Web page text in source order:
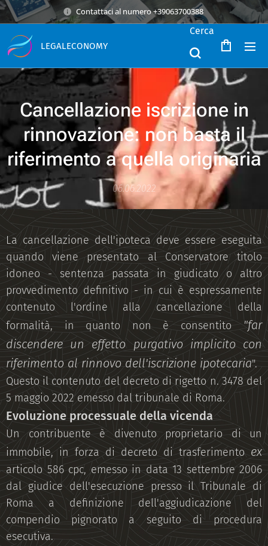
Contattaci al numero +39063700388
LEGALECONOMY
Cerca
Cancellazione iscrizione in
rinnovazione: non basta il
riferimento a quella originaria
06.06.2022
La cancellazione dell'ipoteca deve essere eseguita
quando viene presentato al Conservatore titolo
idoneo - sentenza passata in giudicato o altro
provvedimento definitivo - in cui è espressamente
contenuto l'ordine alla cancellazione della
formalità, in quanto non è consentito"far
discendere un effetto purgativo implicito con
riferimento al rinnovo dell'iscrizione ipotecaria".
Questo il contenuto del decreto di rigetto n. 3478 del
5 maggio 2022 emesso dal tribunale di Roma.
Evoluzione processuale della vicenda
Un contribuente è divenuto proprietario di un
immobile, in forza di decreto di trasferimento ex
articolo 586 cpc, emesso in data 13 settembre 2006
dal giudice dell'esecuzione presso il Tribunale di
Roma a definizione dell'aggiudicazione del
compendio pignorato a seguito di procedura
esecutiva.